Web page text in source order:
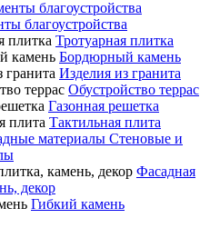
благоустройства
Тротуарная плитка
Бордюрный камень
Изделия из гранита
Обустройство террас
Газонная решетка
Тактильная плита
Стеновые и
Фасадная
декор
Гибкий камень